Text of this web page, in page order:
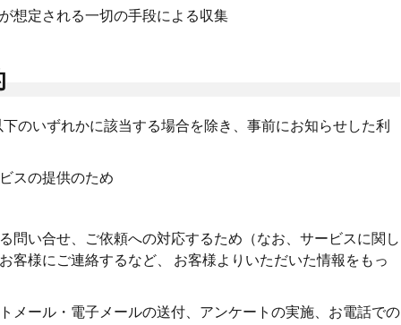
想定される一切の手段による収集
のいずれかに該当する場合を除き、事前にお知らせした利
スの提供のため
問い合せ、ご依頼への対応するため（なお、サービスに関し
客様にご連絡するなど、 お客様よりいただいた情報をもっ
メール・電子メールの送付、アンケートの実施、お電話での